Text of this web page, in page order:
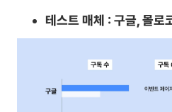
테스트 매체 : 구글, 몰